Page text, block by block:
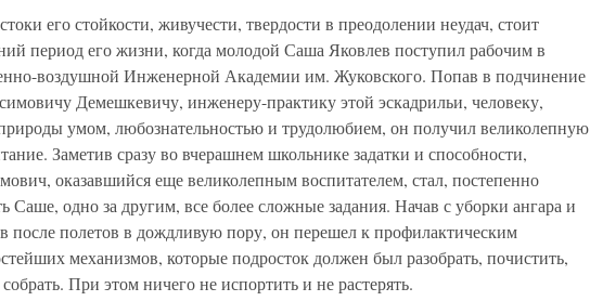
его стойкости, живучести, твердости в преодолении неудач, стоит
период его жизни, когда молодой Саша Яковлев поступил рабочим в
воздушной Инженерной Академии им. Жуковского. Попав в подчинение
Демешкевичу, инженеру-практику этой эскадрильи, человеку,
умом, любознательностью и трудолюбием, он получил великолепную
Заметив сразу во вчерашнем школьнике задатки и способности,
оказавшийся еще великолепным воспитателем, стал, постепенно
Саше, одно за другим, все более сложные задания. Начав с уборки ангара и
после полетов в дождливую пору, он перешел к профилактическим
механизмов, которые подросток должен был разобрать, почистить,
При этом ничего не испортить и не растерять.